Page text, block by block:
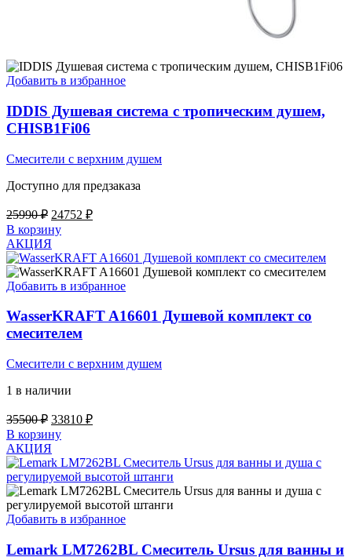
Добавить в избранное
IDDIS Душевая система с тропическим душем,
CHISB1Fi06
Смесители с верхним душем
Доступно для предзаказа
25990₽ Первоначальная
цена
составляла
25990 ₽.
24752 ₽Текущая
В корзину
АКЦИЯ
Добавить в избранное
WasserKRAFT A16601 Душевой комплект со
смесителем
Смесители с верхним душем
1 в наличии
35500₽ Первоначальная
цена
составляла
35500 ₽.
33810 ₽Текущая
В корзину
АКЦИЯ
Добавить в избранное
Lemark LM7262BL Смеситель Ursus для ванны и